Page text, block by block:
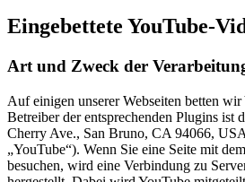
Eingebettete YouTube-
Art und Zweck der
Auf einigen unserer Webseiten betten
Betreiber der entsprechenden Plugins ist
Cherry Ave., San Bruno, CA 94066,
„YouTube“). Wenn Sie eine Seite mit
besuchen, wird eine Verbindung zu